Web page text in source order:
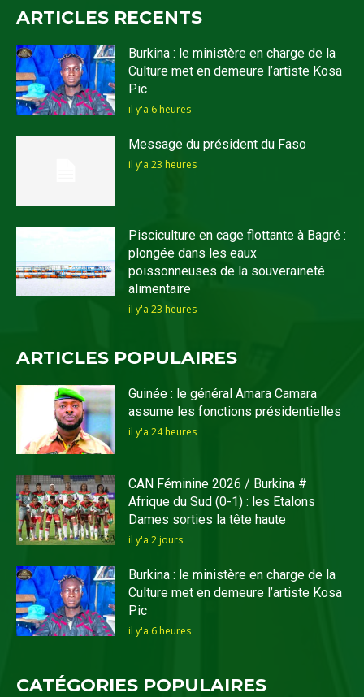
ARTICLES RECENTS
Burkina : le ministère en charge de la
Culture met en demeure l’artiste Kosa
Pic
il y'a 6 heures
Message du président du Faso
il y'a 23 heures
Pisciculture en cage flottante à Bagré :
plongée dans les eaux
poissonneuses de la souveraineté
alimentaire
il y'a 23 heures
ARTICLES POPULAIRES
Guinée : le général Amara Camara
assume les fonctions présidentielles
il y'a 24 heures
CAN Féminine 2026 / Burkina #
Afrique du Sud (0-1) : les Etalons
Dames sorties la tête haute
il y'a 2 jours
Burkina : le ministère en charge de la
Culture met en demeure l’artiste Kosa
Pic
il y'a 6 heures
CATÉGORIES POPULAIRES